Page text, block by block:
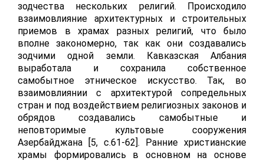
зодчества нескольких религий. Происходило
взаимовлияние архитектурных и строительных
приемов в храмах разных религий, что было
вполне закономерно, так как они создавались
зодчими одной земли. Кавказская Албания
выработала и сохранила собственное
самобытное этническое искусство. Так, во
взаимовлиянии с архитектурой сопредельных
стран и под воздействием религиозных законов и
обрядов создавались самобытные и
неповторимые культовые сооружения
Азербайджана [5, c.61-62]. Ранние христианские
храмы формировались в основном на основе